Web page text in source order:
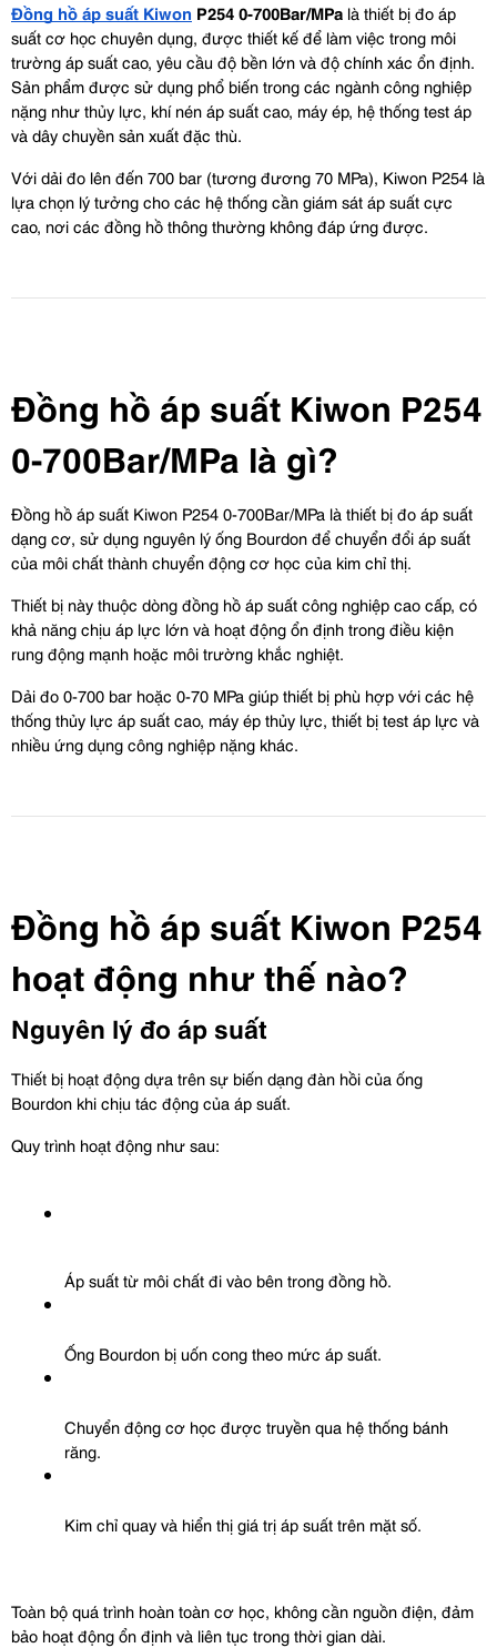
Đồng hồ áp suất Kiwon P254 0-700Bar/MPa là thiết bị đo áp
suất cơ học chuyên dụng, được thiết kế để làm việc trong môi
trường áp suất cao, yêu cầu độ bền lớn và độ chính xác ổn định.
Sản phẩm được sử dụng phổ biến trong các ngành công nghiệp
nặng như thủy lực, khí nén áp suất cao, máy ép, hệ thống test áp
và dây chuyền sản xuất đặc thù.
Với dải đo lên đến 700 bar (tương đương 70 MPa), Kiwon P254 là
lựa chọn lý tưởng cho các hệ thống cần giám sát áp suất cực
cao, nơi các đồng hồ thông thường không đáp ứng được.
Đồng hồ áp suất Kiwon P254
0-700Bar/MPa là gì?
Đồng hồ áp suất Kiwon P254 0-700Bar/MPa là thiết bị đo áp suất
dạng cơ, sử dụng nguyên lý ống Bourdon để chuyển đổi áp suất
của môi chất thành chuyển động cơ học của kim chỉ thị.
Thiết bị này thuộc dòng đồng hồ áp suất công nghiệp cao cấp, có
khả năng chịu áp lực lớn và hoạt động ổn định trong điều kiện
rung động mạnh hoặc môi trường khắc nghiệt.
Dải đo 0-700 bar hoặc 0-70 MPa giúp thiết bị phù hợp với các hệ
thống thủy lực áp suất cao, máy ép thủy lực, thiết bị test áp lực và
nhiều ứng dụng công nghiệp nặng khác.
Đồng hồ áp suất Kiwon P254
hoạt động như thế nào?
Nguyên lý đo áp suất
Thiết bị hoạt động dựa trên sự biến dạng đàn hồi của ống
Bourdon khi chịu tác động của áp suất.
Quy trình hoạt động như sau:
Áp suất từ môi chất đi vào bên trong đồng hồ.
Ống Bourdon bị uốn cong theo mức áp suất.
Chuyển động cơ học được truyền qua hệ thống bánh
răng.
Kim chỉ quay và hiển thị giá trị áp suất trên mặt số.
Toàn bộ quá trình hoàn toàn cơ học, không cần nguồn điện, đảm
bảo hoạt động ổn định và liên tục trong thời gian dài.